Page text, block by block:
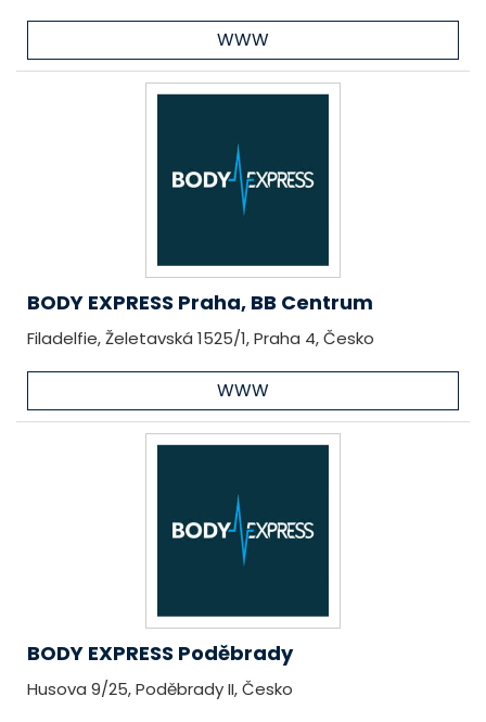
WWW
BODY EXPRESS Praha, BB Centrum
Filadelfie, Želetavská 1525/1, Praha 4, Česko
WWW
BODY EXPRESS Poděbrady
Husova 9/25, Poděbrady II, Česko